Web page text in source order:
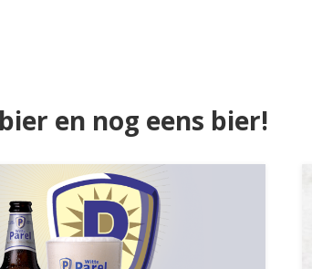
en nog eens bier!